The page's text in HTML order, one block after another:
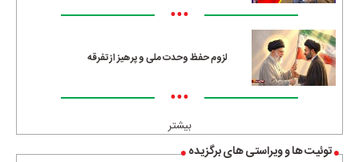
•••
لزوم حفظ وحدت ملی و پرهیز از تفرقه
•••
بیشتر
توئیت ها و ویراستی های برگزیده